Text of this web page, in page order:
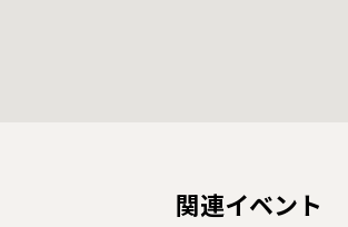
関連イベント